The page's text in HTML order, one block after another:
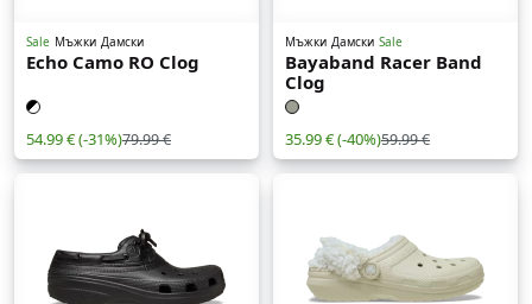
Sale Мъжки Дамски
Echo Camo RO Clog
54.99 €(-31%)79.99 €
Мъжки Дамски Sale
Bayaband Racer Band
Clog
35.99 €(-40%)59.99 €